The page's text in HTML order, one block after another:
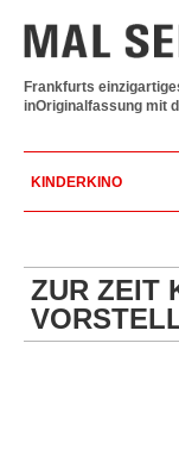
Frankfurts
inOriginalfassung mit
KINDERKINO
ZUR ZEIT